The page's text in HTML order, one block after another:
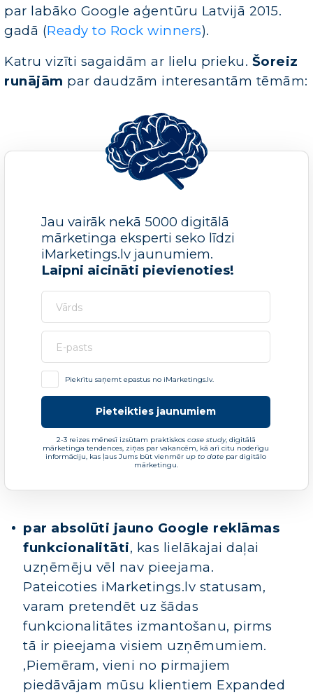
par labāko Google aģentūru Latvijā 2015.
gadā (Ready to Rock winners).
Katru vizīti sagaidām ar lielu prieku. Šoreiz
runājām par daudzām interesantām tēmām:
Jau vairāk nekā 5000 digitālā
mārketinga eksperti seko līdzi
iMarketings.lv jaunumiem.
Laipni aicināti pievienoties!
Piekrītu saņemt epastus no iMarketings.lv.
Pieteikties jaunumiem
2-3 reizes mēnesī izsūtam praktiskos case study, digitālā
mārketinga tendences, ziņas par vakancēm, kā arī citu noderīgu
informāciju, kas ļaus Jums būt vienmēr up to date par digitālo
mārketingu.
par absolūti jauno Google reklāmas
funkcionalitāti, kas lielākajai daļai
uzņēmēju vēl nav pieejama.
Pateicoties iMarketings.lv statusam,
varam pretendēt uz šādas
funkcionalitātes izmantošanu, pirms
tā ir pieejama visiem uzņēmumiem.
,Piemēram, vieni no pirmajiem
piedāvājam mūsu klientiem Expanded